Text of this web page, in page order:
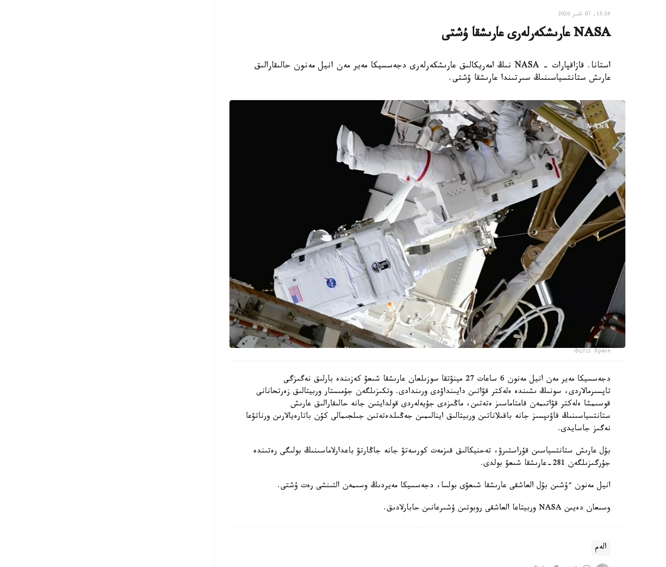
13:24, 07 تامىز 2026
NASA عارىشكەرلەرى عارىشقا ۇشتى
استانا. قازاقپارات - NASA نىڭ امەريكالىق عارىشكەرلەرى دجەسسيكا مەير مەن انيل مەنون حالىقارالىق
عارىش ستانتسياسىنىڭ سىرتىندا عارىشقا ۇشتى.
Фото: Space
دجەسسيكا مەير مەن انيل مەنون 6 ساعات 27 مينۋتقا سوزىلعان عارىشقا شىعۋ كەزىندە بارلىق نەگىزگى
تاپسىرمالاردى، سونىڭ ىشىندە ەلەكتر قۋاتىن دايىنداۋدى ورىندادى. وتكىزىلگەن جۇمىستار وربيتالىق زەرتحانانى
قوسىمشا ەلەكتر قۋاتىمەن قامتاماسىز ەتەتىن، ماڭىزدى جۇيەلەردى قولدايتىن جانە حالىقارالىق عارىش
ستانتسياسىنىڭ قاۋىپسىز جانە باقىلاناتىن وربيتالىق اينالىمىن جەڭىلدەتەتىن جىلجىمالى كۇن باتارەيالارىن ورناتۋعا
نەگىز جاسايدى.
بۇل عارىش ستانتسياسىن قۇراستىرۋ، تەحنيكالىق قىزمەت كورسەتۋ جانە جاڭارتۋ باعدارلاماسىنىڭ بولىگى رەتىندە
جۇرگىزىلگەن 281-عارىشقا شىعۋ بولدى.
انيل مەنون ءۇشىن بۇل العاشقى عارىشقا شىعۋى بولسا، دجەسسيكا مەيردىڭ وسىمەن التىنشى رەت ۇشتى.
وسىعان دەيىن NASA وربيتاعا العاشقى روبوتىن ۇشىرعانىن حابارلادىق.
الەم